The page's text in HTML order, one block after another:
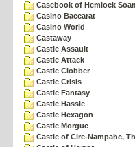
Casebook of Hemlock
Casino Baccarat
Casino World
Castaway
Castle Assault
Castle Attack
Castle Clobber
Castle Crisis
Castle Fantasy
Castle Hassle
Castle Hexagon
Castle Morgue
Castle of Cire-Nampahc,